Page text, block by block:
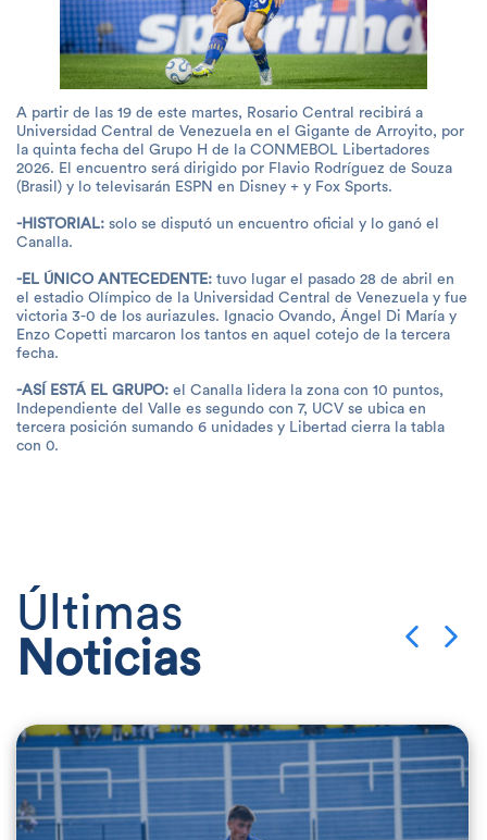
A partir de las 19 de este martes, Rosario Central recibirá a
Universidad Central de Venezuela en el Gigante de Arroyito, por
la quinta fecha del Grupo H de la CONMEBOL Libertadores
2026. El encuentro será dirigido por Flavio Rodríguez de Souza
(Brasil) y lo televisarán ESPN en Disney + y Fox Sports.
-HISTORIAL: solo se disputó un encuentro oficial y lo ganó el
Canalla.
-EL ÚNICO ANTECEDENTE: tuvo lugar el pasado 28 de abril en
el estadio Olímpico de la Universidad Central de Venezuela y fue
victoria 3-0 de los auriazules. Ignacio Ovando, Ángel Di María y
Enzo Copetti marcaron los tantos en aquel cotejo de la tercera
fecha.
-ASÍ ESTÁ EL GRUPO: el Canalla lidera la zona con 10 puntos,
Independiente del Valle es segundo con 7, UCV se ubica en
tercera posición sumando 6 unidades y Libertad cierra la tabla
con 0.
Últimas
Noticias